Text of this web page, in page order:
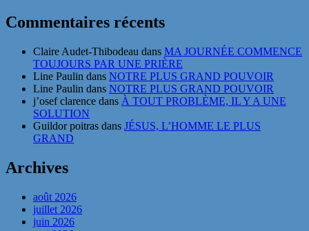
Commentaires récents
Claire Audet-Thibodeau dans MA JOURNÉE COMMENCE
TOUJOURS PAR UNE PRIÈRE
Line Paulin dans NOTRE PLUS GRAND POUVOIR
Line Paulin dans NOTRE PLUS GRAND POUVOIR
j’osef clarence dans À TOUT PROBLÈME, IL Y A UNE
SOLUTION
Guildor poitras dans JÉSUS, L’HOMME LE PLUS
GRAND
Archives
août 2026
juillet 2026
juin 2026